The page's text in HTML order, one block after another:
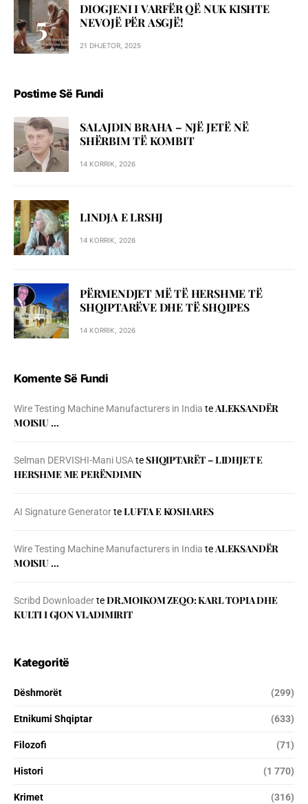
DIOGJENI I VARFËR QË NUK KISHTE
NEVOJË PËR ASGJË!
21 DHJETOR, 2025
Postime Së Fundi
SALAJDIN BRAHA – NJЁ JETЁ NЁ
SHЁRBIM TЁ KOMBIT
14 KORRIK, 2026
LINDJA E LRSHJ
14 KORRIK, 2026
PËRMENDJET MË TË HERSHME TË
SHQIPTARËVE DHE TË SHQIPES
14 KORRIK, 2026
Komente Së Fundi
Wire Testing Machine Manufacturers in India teALEKSANDËR
MOISIU …
Selman DERVISHI-Mani USAteSHQIPTARËT – LIDHJET E
HERSHME ME PERËNDIMIN
AI Signature GeneratorteLUFTA E KOSHARES
Wire Testing Machine Manufacturers in India teALEKSANDËR
MOISIU …
Scribd DownloaderteDR.MOIKOM ZEQO: KARL TOPIA DHE
KULTI I GJON VLADIMIRIT
Kategoritë
Dëshmorët (299)
Etnikumi Shqiptar (633)
Filozofi (71)
Histori (1 770)
Krimet (316)